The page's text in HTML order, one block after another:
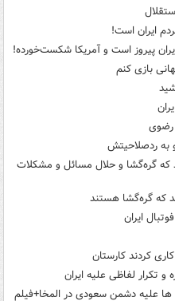
ایران است!
پیروز است و آمریکا شکست‌خورده!
بازی کنم
رضوی
به ردصلاحیتش
که گره‌گشا و حلال مسائل و مشکلات
که گره‌گشا هستند
کردند کارستان
علیه دشمن سعودی در المخا+فیلم